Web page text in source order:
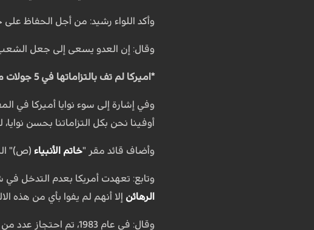
وأكد اللواء رشيد: من أجل الحفاظ على
وقال: إن العدو يسعى إلى جعل الشعب
*اميركا لم تف بالتزاماتها في 5 جولات من المفاوضات المباشرة مع ايران
أوفينا نحن بكل التزاماتنا بحسن
وأضاف قائد مقر "خاتم الأنبياء(ص)" المركزي: في عام
وتابع: تعهدت أمريكا بعدم التدخل في
الرهائن إلا أنهم لم يفوا بأي من هذه
وقال: في عام 1983،